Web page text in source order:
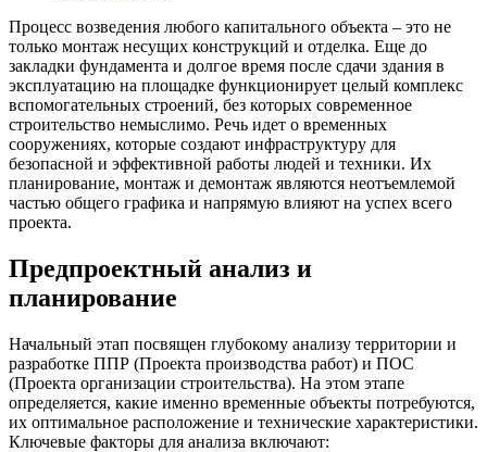
Процесс возведения любого капитального объекта – это не
только монтаж несущих конструкций и отделка. Еще до
закладки фундамента и долгое время после сдачи здания в
эксплуатацию на площадке функционирует целый комплекс
вспомогательных строений, без которых современное
строительство немыслимо. Речь идет о временных
сооружениях, которые создают инфраструктуру для
безопасной и эффективной работы людей и техники. Их
планирование, монтаж и демонтаж являются неотъемлемой
частью общего графика и напрямую влияют на успех всего
проекта.
Предпроектный анализ и
планирование
Начальный этап посвящен глубокому анализу территории и
разработке ППР (Проекта производства работ) и ПОС
(Проекта организации строительства). На этом этапе
определяется, какие именно временные объекты потребуются,
их оптимальное расположение и технические характеристики.
Ключевые факторы для анализа включают: